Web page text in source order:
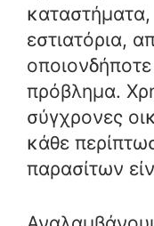
εστιατόρια,
πρόβλημα.
σύγχρονες
κάθε
παρασίτων